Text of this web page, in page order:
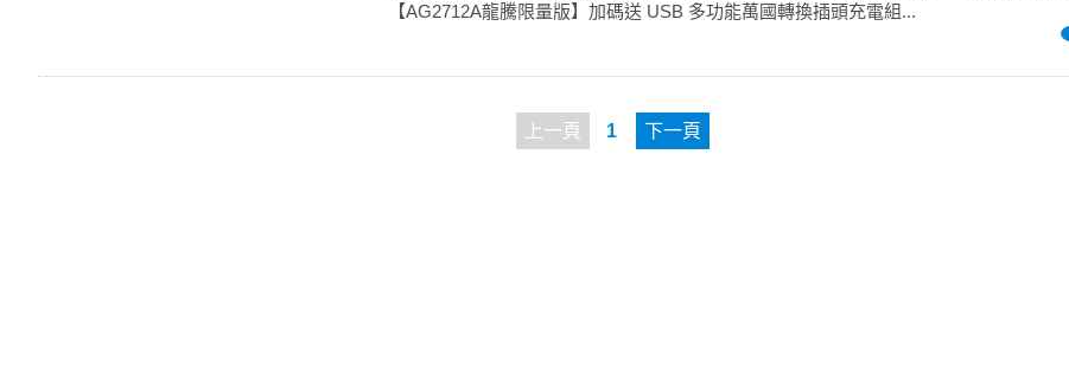
【AG2712A龍騰限量版】加碼送 USB 多功能萬國轉換插頭充電組...
上一頁 1 下一頁